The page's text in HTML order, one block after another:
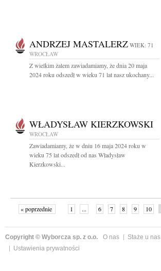
ANDRZEJ MASTALERZ WIEK: 71
WROCŁAW
Z wielkim żalem zawiadamiamy, że dnia 20 maja
2024 roku odszedł w wieku 71 lat nasz ukochany...
WŁADYSŁAW KIERZKOWSKI
WROCŁAW
Zawiadamiamy, że w dniu 16 maja 2024 roku w
wieku 75 lat odszedł od nas Władysław
Kierzkowski...
« poprzednie 1 ... 6 7 8 9 10
Copyright © Wyborcza sp. z o.o. O nas Staże u nas
Ustawienia prywatności